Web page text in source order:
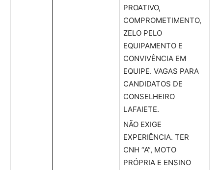
PROATIVO,
COMPROMETIMENTO,
ZELO PELO
EQUIPAMENTO E
CONVIVÊNCIA EM
EQUIPE. VAGAS PARA
CANDIDATOS DE
CONSELHEIRO
LAFAIETE.
NÃO EXIGE
EXPERIÊNCIA. TER
CNH “A”, MOTO
PRÓPRIA E ENSINO